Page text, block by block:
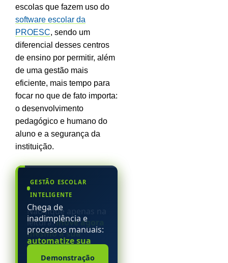
escolas que fazem uso do
software escolar da
PROESC, sendo um
diferencial desses centros
de ensino por permitir, além
de uma gestão mais
eficiente, mais tempo para
focar no que de fato importa:
o desenvolvimento
pedagógico e humano do
aluno e a segurança da
instituição.
GESTÃO ESCOLAR
INTELIGENTE
Chega de
inadimplência e
processos manuais:
automatize sua
escola particular.
Demonstração